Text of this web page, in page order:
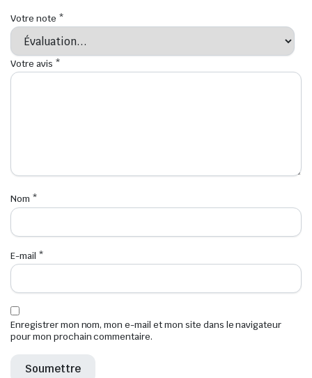
Votre note *
Votre avis *
Nom *
E-mail *
Enregistrer mon nom, mon e-mail et mon site dans le navigateur
pour mon prochain commentaire.